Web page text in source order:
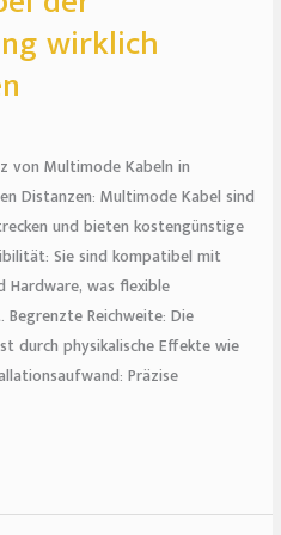
wirklich
von Multimode Kabeln in
Distanzen: Multimode Kabel sind
und bieten kostengünstige
Sie sind kompatibel mit
Hardware, was flexible
Reichweite: Die
durch physikalische Effekte wie
Präzise